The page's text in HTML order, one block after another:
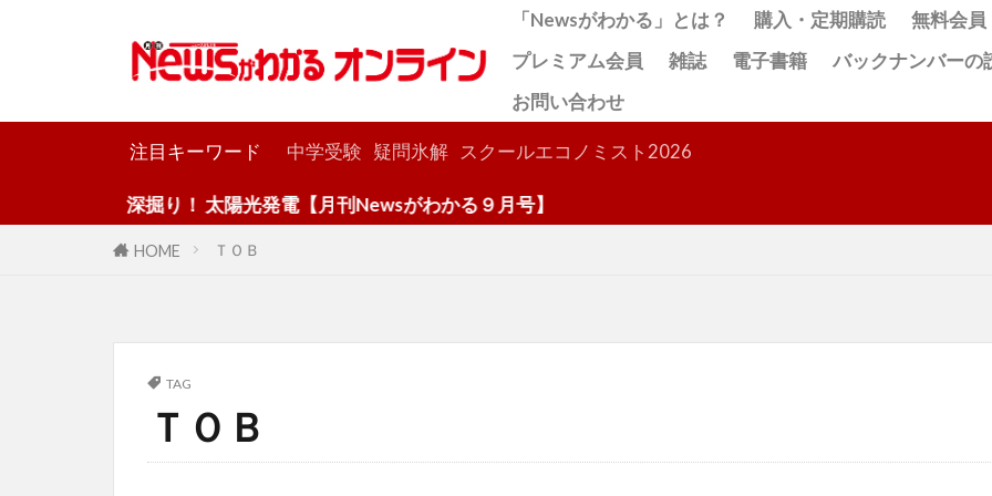
「Newsがわかる」とは？ 購入・定期購読
無料会員
プレミアム会員
雑誌 電子書籍
バックナンバーの
お問い合わせ
注目キーワード 中学受験 疑問氷解 スクールエコノミスト2026
深掘り！ 太陽光発電【月刊Newsがわかる９月号】
HOME ＴＯＢ
TAG
ＴＯＢ
検索